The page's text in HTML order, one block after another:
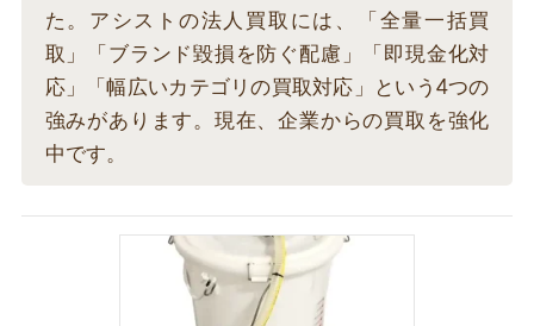
た。アシストの法人買取には、「全量一括買
取」「ブランド毀損を防ぐ配慮」「即現金化対
応」「幅広いカテゴリの買取対応」という4つの
強みがあります。現在、企業からの買取を強化
中です。